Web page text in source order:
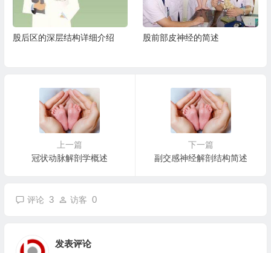
股后区的深层结构详细介绍 股前部皮神经的简述
上一篇
冠状动脉解剖学概述
下一篇
副交感神经解剖结构简述
评论 3 访客 0
发表评论